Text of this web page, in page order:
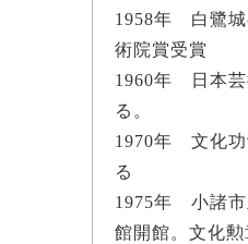
1958年 白鷺城
術院賞受賞
1960年 日本芸
る。
1970年 文化功
る
1975年 小諸市
館開館。文化勲